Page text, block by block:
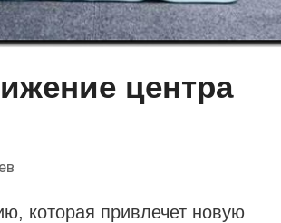
центра
которая привлечет новую